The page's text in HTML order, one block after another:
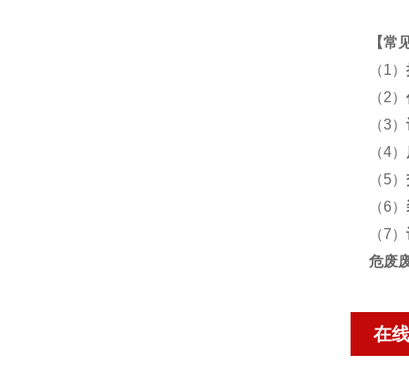
【常
（1）
（2）
（3）
（4）
（5）
（6）
（7）
危废
在